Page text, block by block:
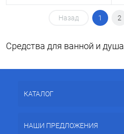
Назад 1 2
Средства для ванной и душа
КАТАЛОГ
НАШИ ПРЕДЛОЖЕНИЯ